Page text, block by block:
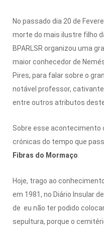
No passado dia 20 de
morte do mais ilustre filho
BPARLSR organizou uma
maior conhecedor de
Pires, para falar sobre o
notável professor,
entre outros atributos
Sobre esse acontecimento
crónicas do tempo que
Fibras do Mormaço
Hoje, trago ao
em 1981, no Diário Insular
de eu não ter podido
sepultura, porque o